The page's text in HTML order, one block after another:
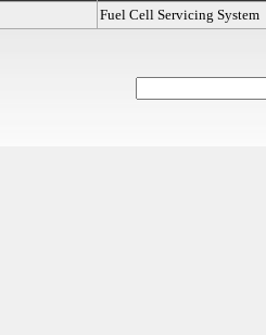
Fuel Cell Servicing System